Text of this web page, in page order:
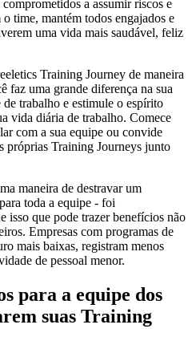
a assumir riscos e
time, mantém todos engajados e
uma vida mais saudável, feliz
Training Journey de maneira
faz uma grande diferença na sua
trabalho e estimule o espírito
vida diária de trabalho. Comece
com a sua equipe ou convide
próprias Training Journeys junto
maneira de destravar um
toda a equipe - foi
isso que pode trazer benefícios não
Empresas com programas de
mais baixas, registram menos
de pessoal menor.
para a equipe dos
suas Training